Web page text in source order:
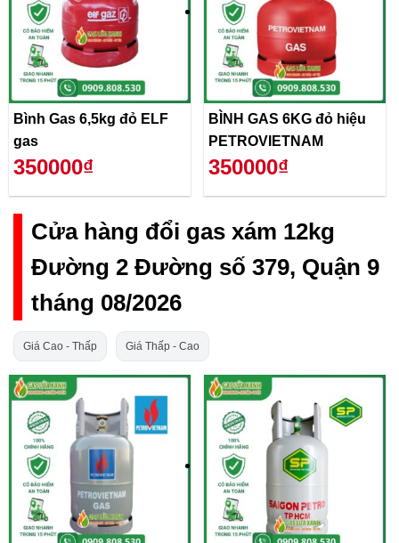
Bình Gas 6,5kg đỏ ELF
gas
350000₫
BÌNH GAS 6KG đỏ hiệu
PETROVIETNAM
350000₫
Cửa hàng đổi gas xám 12kg
Đường 2 Đường số 379, Quận 9
tháng 08/2026
Giá Cao - Thấp Giá Thấp - Cao